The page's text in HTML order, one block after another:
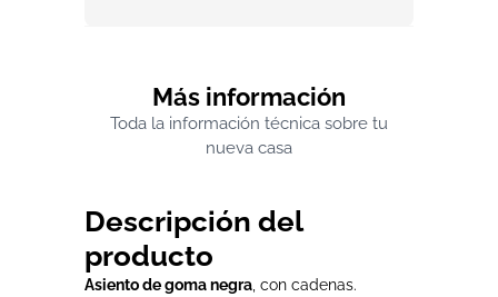
Más información
Toda la información técnica sobre tu
nueva casa
Descripción del
producto
Asiento de goma negra , con cadenas.